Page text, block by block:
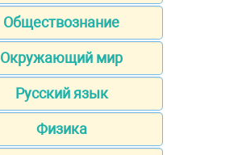
Обществознание
Окружающий мир
Русский язык
Физика